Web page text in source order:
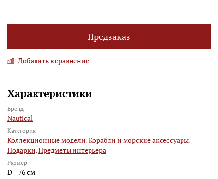
Предзаказ
Добавить в сравнение
Характеристики
Бренд
Nautical
Категория
Коллекционные модели,Корабли и морские аксессуары,
Подарки,Предметы интерьера
Размер
D = 76 см